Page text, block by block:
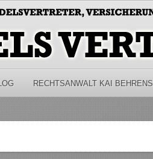
RECHTSANWALT KAI BEHRENS